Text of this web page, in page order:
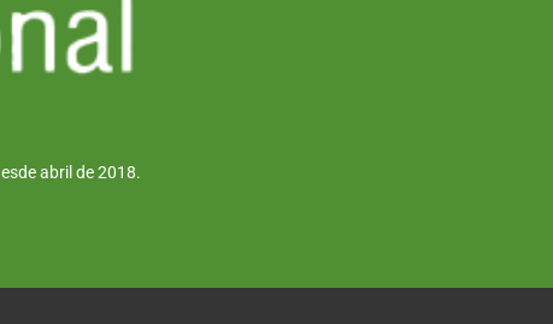
abril de 2018.